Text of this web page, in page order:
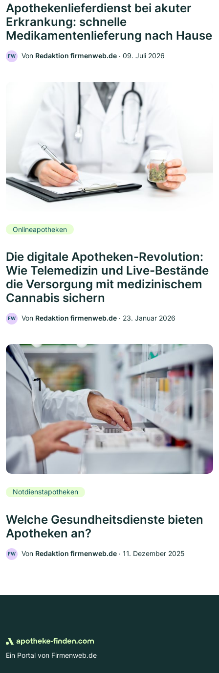
Apothekenlieferdienst bei akuter
Erkrankung: schnelle
Medikamentenlieferung nach Hause
FW Von Redaktion firmenweb.de ‧ 09. Juli 2026
Onlineapotheken
Die digitale Apotheken-Revolution:
Wie Telemedizin und Live-Bestände
die Versorgung mit medizinischem
Cannabis sichern
FW Von Redaktion firmenweb.de ‧ 23. Januar 2026
Notdienstapotheken
Welche Gesundheitsdienste bieten
Apotheken an?
FW Von Redaktion firmenweb.de ‧ 11. Dezember 2025
Ein Portal von Firmenweb.de